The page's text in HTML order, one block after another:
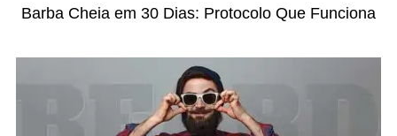
Barba Cheia em 30 Dias: Protocolo Que Funciona